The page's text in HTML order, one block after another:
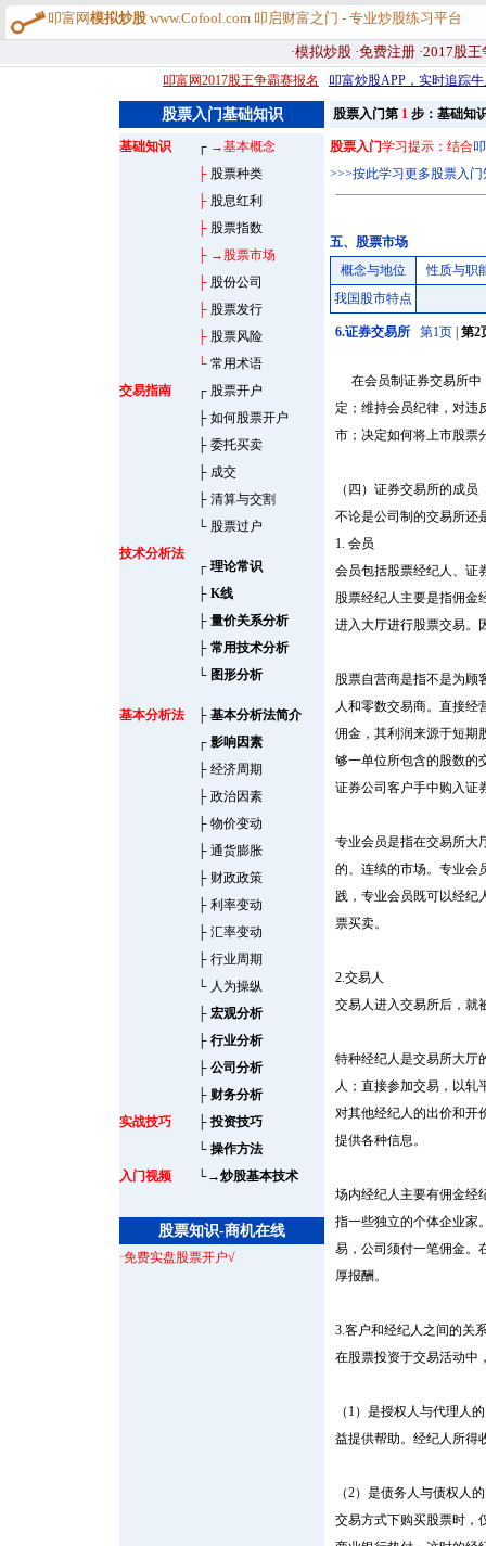
叩富网 模拟炒股 www.Cofool.com 叩启财富之门 - 专业炒股练习平台
·模拟炒股 ·免费注册 ·2017股
叩富网2017股王争霸赛报名
叩富炒股APP，实时追踪
股票入门基础知识 股票入门第 1 步：基础知
基础知识 ┌ →基本概念
├ 股票种类
├ 股息红利
├ 股票指数
├ →股票市场
├ 股份公司
├ 股票发行
├ 股票风险
└ 常用术语
交易指南
┌ 股票开户
├ 如何股票开户
├ 委托买卖
├ 成交
├ 清算与交割
└ 股票过户
技术分析法
┌ 理论常识
├ K线
├ 量价关系分析
├ 常用技术分析
└ 图形分析
基本分析法 ├ 基本分析法简介
┌ 影响因素
├ 经济周期
├ 政治因素
├ 物价变动
├ 通货膨胀
├ 财政政策
├ 利率变动
├ 汇率变动
├ 行业周期
└ 人为操纵
├ 宏观分析
├ 行业分析
├ 公司分析
├ 财务分析
实战技巧
├ 投资技巧
└ 操作方法
入门视频
└→炒股基本技术
股票知识-商机在线
·免费实盘股票开户√
股票入门学习提示：结合
>>>按此学习更多股票入门
五、股票市场
概念与地位
性质与职
我国股市特点
6.证券交易所 第1页 第2
在会员制证券交易所中
定；维持会员纪律，对违
市；决定如何将上市股票
（四）证券交易所的成员
不论是公司制的交易所还
1. 会员
会员包括股票经纪人、证
股票经纪人主要是指佣金
进入大厅进行股票交易。
股票自营商是指不是为顾
人和零数交易商。直接经
佣金，其利润来源于短期
够一单位所包含的股数的
证券公司客户手中购入证
专业会员是指在交易所大
的、连续的市场。专业会
践，专业会员既可以经纪
票买卖。
2.交易人
交易人进入交易所后，就
特种经纪人是交易所大厅
人；直接参加交易，以轧
对其他经纪人的出价和开
提供各种信息。
场内经纪人主要有佣金经
指一些独立的个体企业家
易，公司须付一笔佣金。
厚报酬。
3.客户和经纪人之间的关
在股票投资于交易活动中
（1）是授权人与代理人
益提供帮助。经纪人所得
（2）是债务人与债权人
交易方式下购买股票时，